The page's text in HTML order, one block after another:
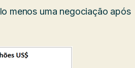
menos uma negociação após